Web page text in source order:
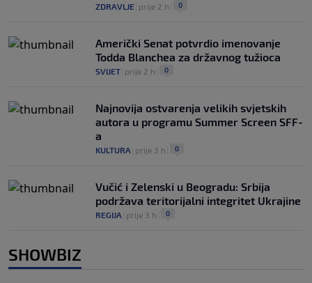
ZDRAVLJE prije 2 h 0
Američki Senat potvrdio imenovanje
Todda Blanchea za državnog tužioca
SVIJET prije 2 h 0
Najnovija ostvarenja velikih svjetskih
autora u programu Summer Screen SFF-
a
KULTURA prije 3 h 0
Vučić i Zelenski u Beogradu: Srbija
podržava teritorijalni integritet Ukrajine
REGIJA prije 3 h 0
SHOWBIZ